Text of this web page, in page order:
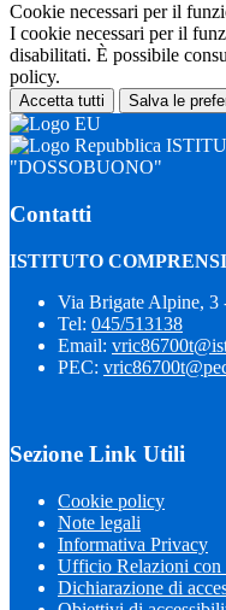
Cookie necessari per il
I cookie necessari per il
disabilitati. È possibile
policy.
Accetta tutti Salva le
"DOSSOBUONO"
Contatti
ISTITUTO
Via Brigate Alpine, 3
Tel: 045/513138
Email:
PEC:
Sezione Link Utili
Cookie policy
Note legali
Informativa Privacy
Ufficio Relazioni con
Dichiarazione di